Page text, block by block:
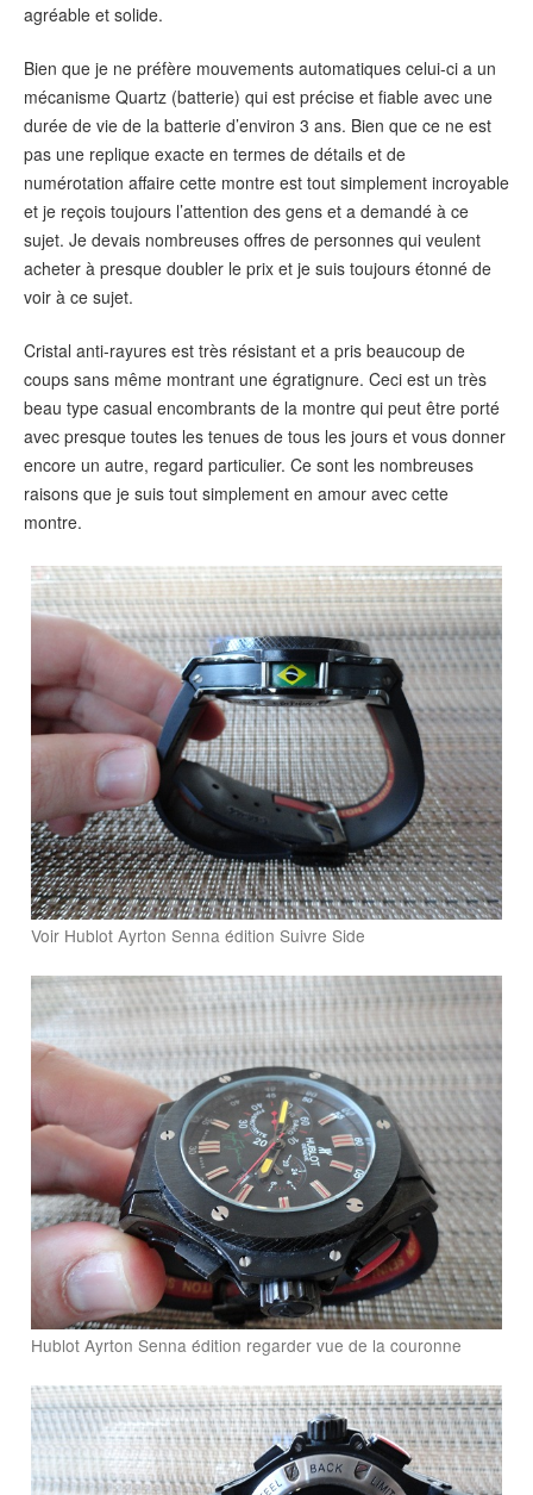
agréable et solide.
Bien que je ne préfère mouvements automatiques celui-ci a un
mécanisme Quartz (batterie) qui est précise et fiable avec une
durée de vie de la batterie d’environ 3 ans. Bien que ce ne est
pas une replique exacte en termes de détails et de
numérotation affaire cette montre est tout simplement incroyable
et je reçois toujours l’attention des gens et a demandé à ce
sujet. Je devais nombreuses offres de personnes qui veulent
acheter à presque doubler le prix et je suis toujours étonné de
voir à ce sujet.
Cristal anti-rayures est très résistant et a pris beaucoup de
coups sans même montrant une égratignure. Ceci est un très
beau type casual encombrants de la montre qui peut être porté
avec presque toutes les tenues de tous les jours et vous donner
encore un autre, regard particulier. Ce sont les nombreuses
raisons que je suis tout simplement en amour avec cette
montre.
Voir Hublot Ayrton Senna édition Suivre Side
Hublot Ayrton Senna édition regarder vue de la couronne